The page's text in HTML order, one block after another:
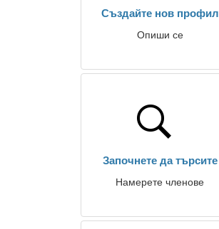
Създайте нов профил
Опиши се
Започнете да търсите
Намерете членове